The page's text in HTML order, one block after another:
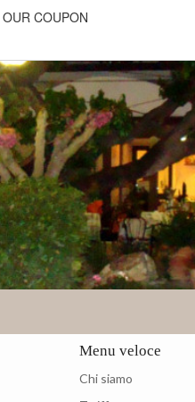
OUR COUPON
Menu veloce
Chi siamo